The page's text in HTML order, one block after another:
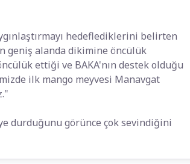
hedeflediklerini belirten
geniş alanda dikimine öncülük
ettiği ve BAKA'nın destek olduğu
ilk mango meyvesi Manavgat
durduğunu görünce çok sevindiğini